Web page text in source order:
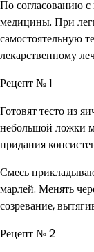
По согласованию
медицины. При
самостоятельную
лекарственному
Рецепт № 1
Готовят тесто из
небольшой ложки
придания
Смесь
марлей. Менять
созревание,
Рецепт № 2